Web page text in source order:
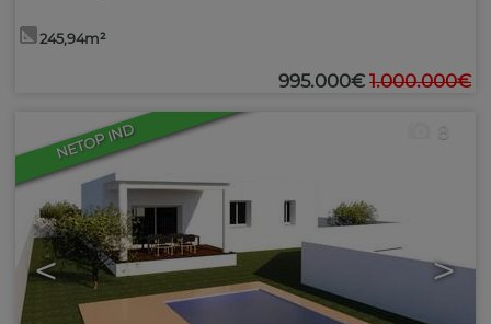
245,94m²
995.000€ 1.000.000€
NETOP IND
< >
8